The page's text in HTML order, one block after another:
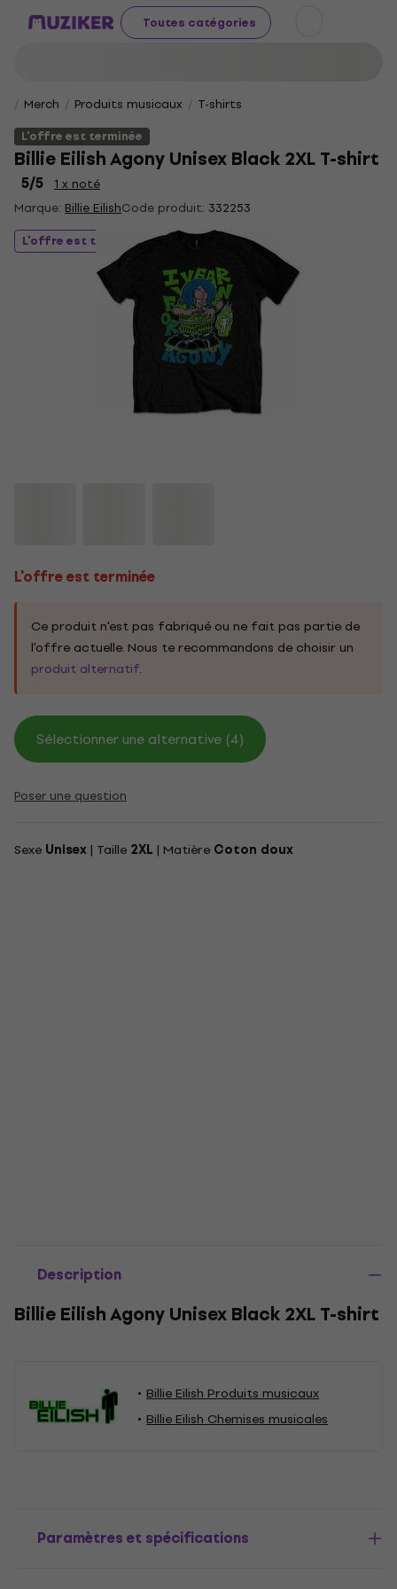
Toutes catégories
Merch Produits musicaux
T-shirts
L'offre est terminée
Billie Eilish Agony Unisex Black 2XL T-shirt
5/5
1 x noté
Marque: Billie EilishCode produit: 332253
L'offre est terminée
L'offre est terminée
Ce produit n'est pas fabriqué ou ne fait pas partie de
l'offre actuelle. Nous te recommandons de choisir un
produit alternatif.
Sélectionner une alternative (4)
Poser une question
Sexe Unisex | Taille 2XL | Matière Coton doux
Description
Billie Eilish Agony Unisex Black 2XL T-shirt
Billie Eilish Produits musicaux
Billie Eilish Chemises musicales
Paramètres et spécifications